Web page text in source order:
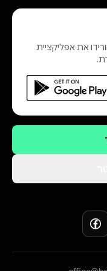
את אפליקציית